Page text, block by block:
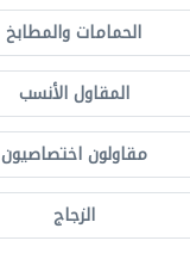
الحمامات والمطابخ
المقاول الأنسب
مقاولون اختصاصيون
الزجاج